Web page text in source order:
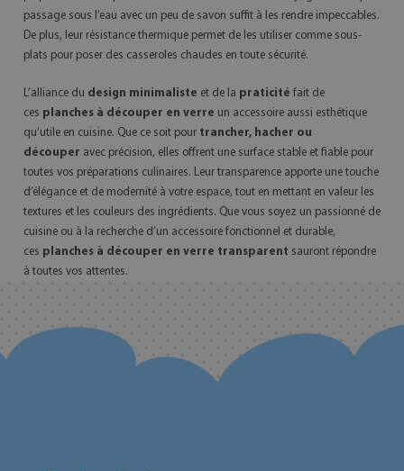
passage sous l’eau avec un peu de savon suffit à les rendre impeccables.
De plus, leur résistance thermique permet de les utiliser comme sous-
plats pour poser des casseroles chaudes en toute sécurité.
L’alliance du design minimaliste et de la praticité fait de
ces planches à découper en verre un accessoire aussi esthétique
qu’utile en cuisine. Que ce soit pour trancher, hacher ou
découper avec précision, elles offrent une surface stable et fiable pour
toutes vos préparations culinaires. Leur transparence apporte une touche
d’élégance et de modernité à votre espace, tout en mettant en valeur les
textures et les couleurs des ingrédients. Que vous soyez un passionné de
cuisine ou à la recherche d’un accessoire fonctionnel et durable,
ces planches à découper en verre transparent sauront répondre
à toutes vos attentes.